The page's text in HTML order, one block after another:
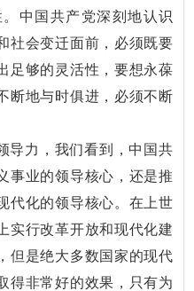
中国共产党深刻地认识
社会变迁面前，必须既要
足够的灵活性，要想永葆
断地与时俱进，必须不断
导力，我们看到，中国共
事业的领导核心，还是推
代化的领导核心。在上世
实行改革开放和现代化建
但是绝大多数国家的现代
得非常好的效果，只有为